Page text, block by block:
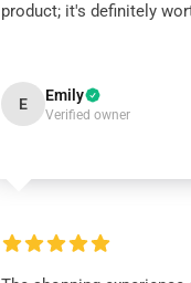
product; it's definitely
E Emily
Verified owner